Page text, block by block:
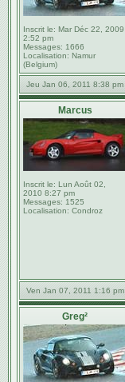
Inscrit le: Mar Déc 22, 2009
2:52 pm
Messages: 1666
Localisation: Namur
(Belgium)
Jeu Jan 06, 2011 8:38 pm
Marcus
Inscrit le: Lun Août 02,
2010 8:27 pm
Messages: 1525
Localisation: Condroz
Ven Jan 07, 2011 1:16 pm
Greg²